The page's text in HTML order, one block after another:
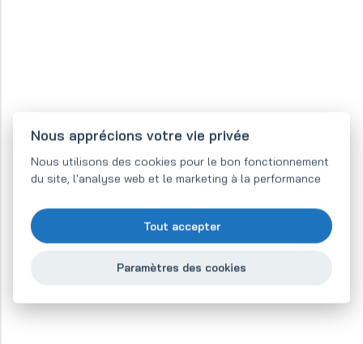
Nous apprécions votre vie privée
Nous utilisons des cookies pour le bon fonctionnement
du site, l'analyse web et le marketing à la performance
Tout accepter
Paramètres des cookies